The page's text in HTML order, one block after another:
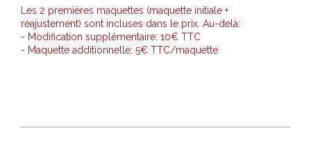
Les 2 premières maquettes (maquette initiale +
réajustement) sont incluses dans le prix. Au-delà:
- Modification supplémentaire: 10€ TTC
- Maquette additionnelle: 5€ TTC/maquette